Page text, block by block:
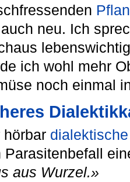
neu. Ich
ich wohl mehr
noch einmal
hörbar dialektische
Parasitenbefall
aus Wurzel.»